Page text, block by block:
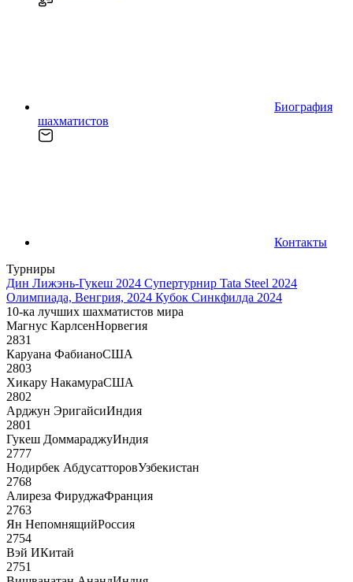
Биография
шахматистов
Контакты
Турниры
Дин Лижэнь-Гукеш 2024 Супертурнир Tata Steel 2024
Олимпиада, Венгрия, 2024 Кубок Синкфилда 2024
10-ка лучших шахматистов мира
Магнус КарлсенНорвегия
2831
Каруана ФабианоСША
2803
Хикару НакамураСША
2802
Арджун ЭригайсиИндия
2801
Гукеш ДоммараджуИндия
2777
Нодирбек АбдусатторовУзбекистан
2768
Алиреза ФируджаФранция
2763
Ян НепомнящийРоссия
2754
Вэй ИКитай
2751